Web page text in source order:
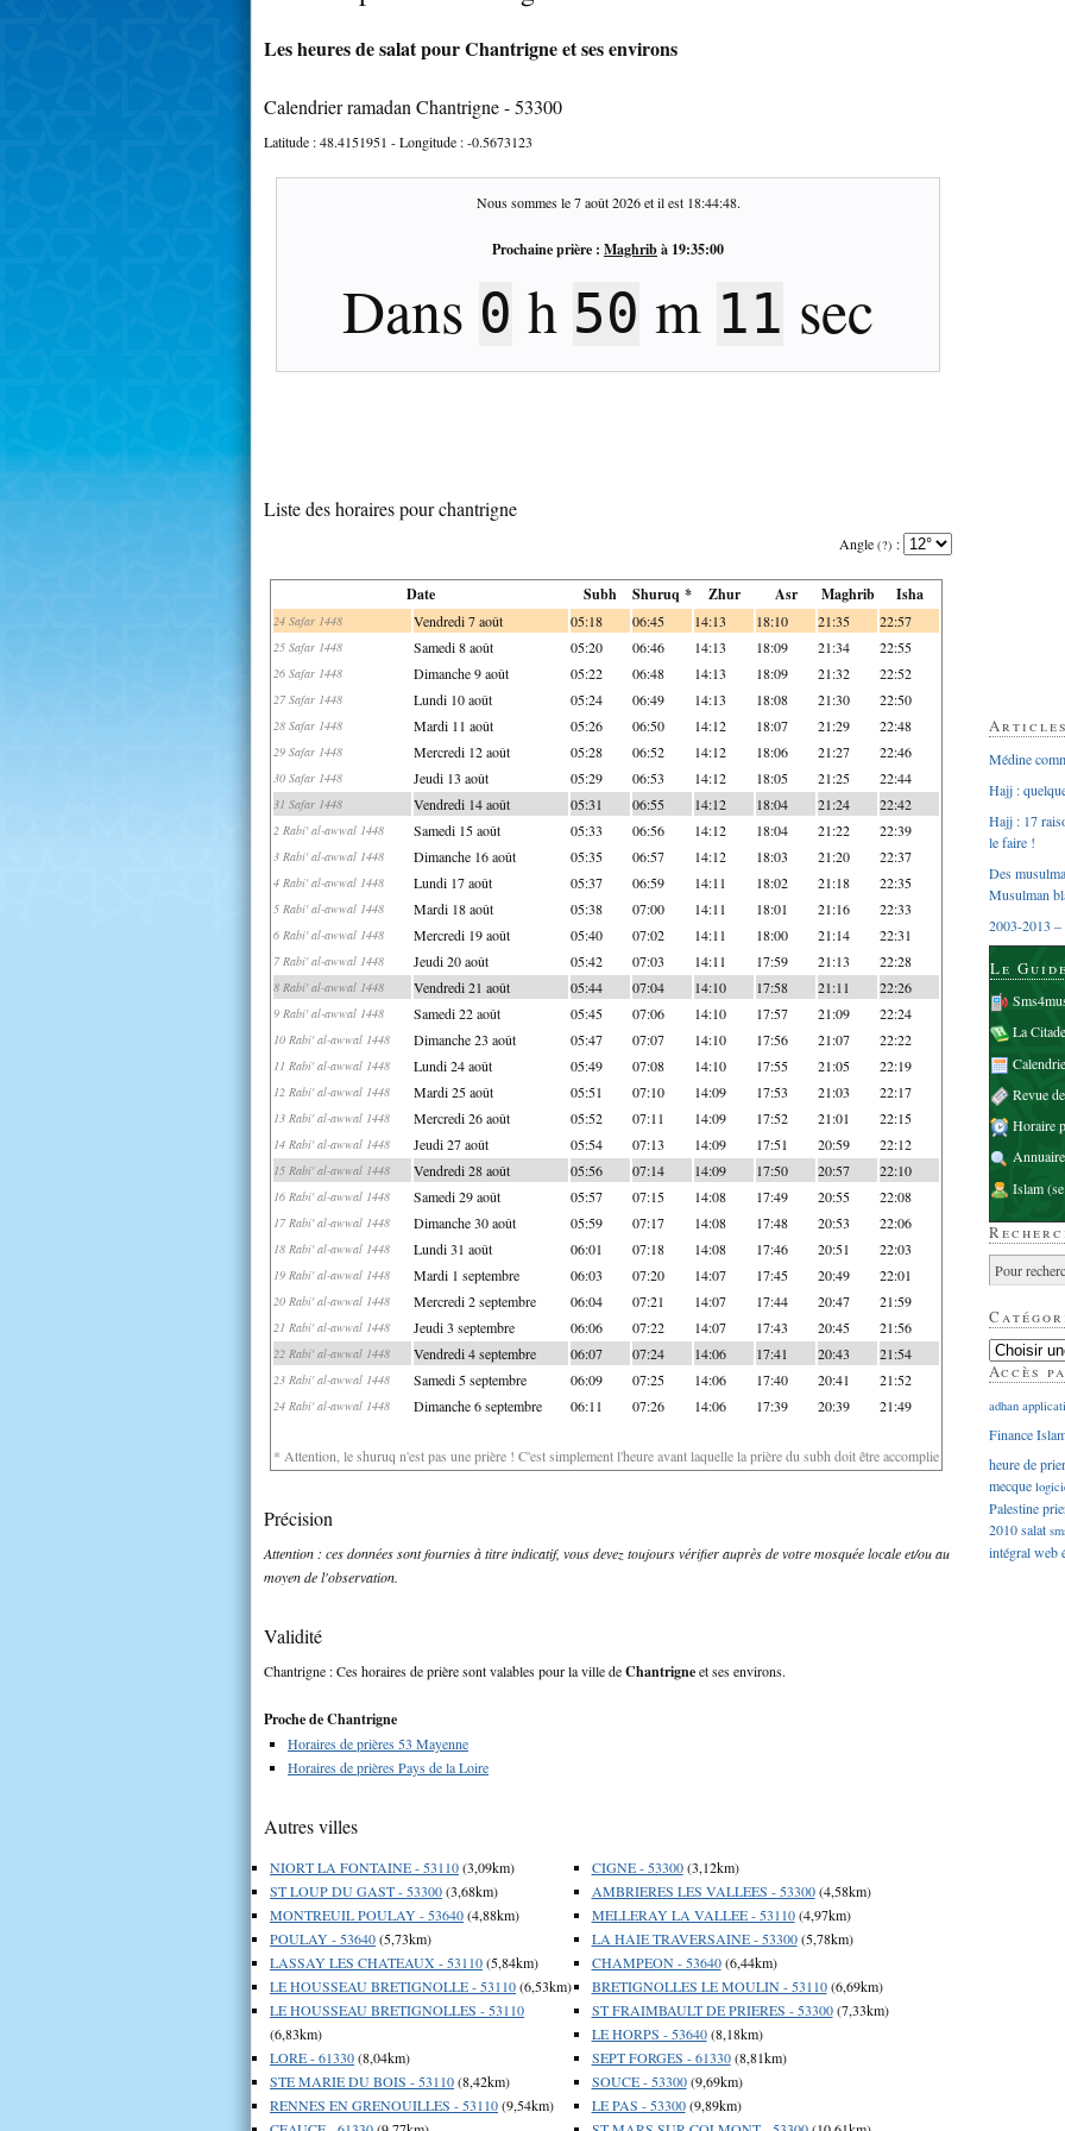
Les heures de salat pour Chantrigne et ses environs
Calendrier ramadan Chantrigne - 53300
Latitude :48.4151951 - Longitude :-0.5673123
Nous sommes le7 août 2026et il est 18:44:49.
Prochaine prière : Maghribà 19:35:00
Dans 0 h 50 m 10 sec
Liste des horaires pour chantrigne
Angle (?) :
Date Subh Shuruq * Zhur Asr Maghrib Isha
24 Safar 1448 Vendredi 7 août 05:18 06:45 14:13 18:10 21:35 22:57
25 Safar 1448 Samedi 8 août 05:20 06:46 14:13 18:09 21:34 22:55
26 Safar 1448 Dimanche 9 août 05:22 06:48 14:13 18:09 21:32 22:52
27 Safar 1448 Lundi 10 août 05:24 06:49 14:13 18:08 21:30 22:50
28 Safar 1448 Mardi 11 août 05:26 06:50 14:12 18:07 21:29 22:48
29 Safar 1448 Mercredi 12 août 05:28 06:52 14:12 18:06 21:27 22:46
30 Safar 1448 Jeudi 13 août 05:29 06:53 14:12 18:05 21:25 22:44
31 Safar 1448 Vendredi 14 août 05:31 06:55 14:12 18:04 21:24 22:42
2 Rabi' al-awwal 1448 Samedi 15 août 05:33 06:56 14:12 18:04 21:22 22:39
3 Rabi' al-awwal 1448 Dimanche 16 août 05:35 06:57 14:12 18:03 21:20 22:37
4 Rabi' al-awwal 1448 Lundi 17 août 05:37 06:59 14:11 18:02 21:18 22:35
5 Rabi' al-awwal 1448 Mardi 18 août 05:38 07:00 14:11 18:01 21:16 22:33
6 Rabi' al-awwal 1448 Mercredi 19 août 05:40 07:02 14:11 18:00 21:14 22:31
7 Rabi' al-awwal 1448 Jeudi 20 août 05:42 07:03 14:11 17:59 21:13 22:28
8 Rabi' al-awwal 1448 Vendredi 21 août 05:44 07:04 14:10 17:58 21:11 22:26
9 Rabi' al-awwal 1448 Samedi 22 août 05:45 07:06 14:10 17:57 21:09 22:24
10 Rabi' al-awwal 1448 Dimanche 23 août 05:47 07:07 14:10 17:56 21:07 22:22
11 Rabi' al-awwal 1448 Lundi 24 août 05:49 07:08 14:10 17:55 21:05 22:19
12 Rabi' al-awwal 1448 Mardi 25 août 05:51 07:10 14:09 17:53 21:03 22:17
13 Rabi' al-awwal 1448 Mercredi 26 août 05:52 07:11 14:09 17:52 21:01 22:15
14 Rabi' al-awwal 1448 Jeudi 27 août 05:54 07:13 14:09 17:51 20:59 22:12
15 Rabi' al-awwal 1448 Vendredi 28 août 05:56 07:14 14:09 17:50 20:57 22:10
16 Rabi' al-awwal 1448 Samedi 29 août 05:57 07:15 14:08 17:49 20:55 22:08
17 Rabi' al-awwal 1448 Dimanche 30 août 05:59 07:17 14:08 17:48 20:53 22:06
18 Rabi' al-awwal 1448 Lundi 31 août 06:01 07:18 14:08 17:46 20:51 22:03
19 Rabi' al-awwal 1448 Mardi 1 septembre 06:03 07:20 14:07 17:45 20:49 22:01
20 Rabi' al-awwal 1448 Mercredi 2 septembre 06:04 07:21 14:07 17:44 20:47 21:59
21 Rabi' al-awwal 1448 Jeudi 3 septembre 06:06 07:22 14:07 17:43 20:45 21:56
22 Rabi' al-awwal 1448 Vendredi 4 septembre 06:07 07:24 14:06 17:41 20:43 21:54
23 Rabi' al-awwal 1448 Samedi 5 septembre 06:09 07:25 14:06 17:40 20:41 21:52
24 Rabi' al-awwal 1448 Dimanche 6 septembre 06:11 07:26 14:06 17:39 20:39 21:49
* Attention, le shuruq n'est pas une prière ! C'est simplement l'heure avant laquelle la prière du subh doit être accomplie
Précision
Attention : ces données sont fournies à titre indicatif, vous devez toujours vérifier auprès de votre mosquée locale et/ou au
moyen de l'observation.
Validité
Chantrigne : Ces horaires de prière sont valables pour la ville deChantrigneet ses environs.
Proche de Chantrigne
Horaires de prières 53 Mayenne
Horaires de prières Pays de la Loire
Autres villes
NIORT LA FONTAINE - 53110(3,09km)
ST LOUP DU GAST - 53300(3,68km)
MONTREUIL POULAY - 53640(4,88km)
POULAY - 53640(5,73km)
LASSAY LES CHATEAUX - 53110(5,84km)
LE HOUSSEAU BRETIGNOLLE - 53110(6,53km)
LE HOUSSEAU BRETIGNOLLES - 53110
(6,83km)
LORE - 61330(8,04km)
STE MARIE DU BOIS - 53110(8,42km)
RENNES EN GRENOUILLES - 53110(9,54km)
CIGNE - 53300(3,12km)
AMBRIERES LES VALLEES - 53300(4,58km)
MELLERAY LA VALLEE - 53110(4,97km)
LA HAIE TRAVERSAINE - 53300(5,78km)
CHAMPEON - 53640(6,44km)
BRETIGNOLLES LE MOULIN - 53110(6,69km)
ST FRAIMBAULT DE PRIERES - 53300(7,33km)
LE HORPS - 53640(8,18km)
SEPT FORGES - 61330(8,81km)
SOUCE - 53300(9,69km)
LE PAS - 53300(9,89km)
Médine
Hajj :
Hajj : 17
le faire !
Des
Musulman
2003-2013 –
Le
La
Revue
Horaire
Islam
Accès
adhan
Finance
heure de
mecque
Palestine
2010salat
intégralweb